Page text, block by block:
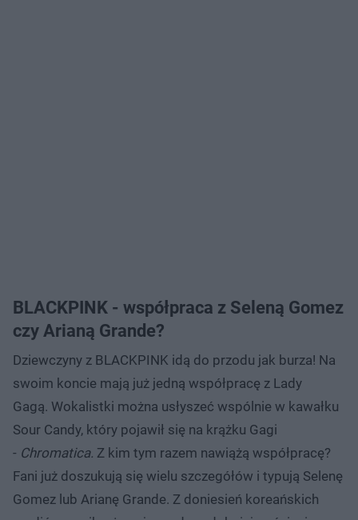
BLACKPINK - współpraca z Seleną Gomez
czy Arianą Grande?
Dziewczyny z BLACKPINK idą do przodu jak burza! Na
swoim koncie mają już jedną współpracę z Lady
Gagą. Wokalistki można usłyszeć wspólnie w kawałku
Sour Candy, który pojawił się na krążku Gagi
- Chromatica. Z kim tym razem nawiążą współpracę?
Fani już doszukują się wielu szczegółów i typują Selenę
Gomez lub Arianę Grande. Z doniesień koreańskich